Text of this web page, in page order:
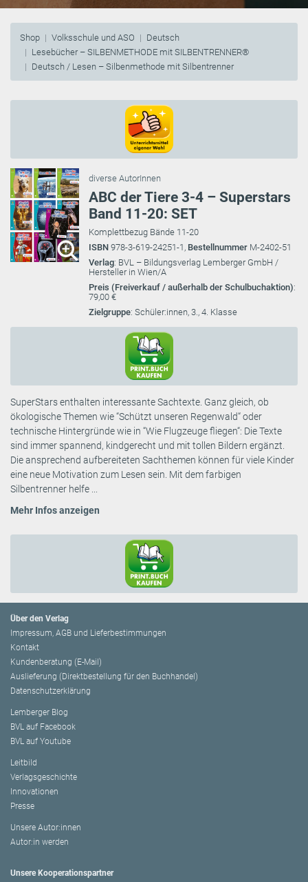
Shop Volksschule und ASO
Deutsch
Lesebücher – SILBENMETHODE mit SILBENTRENNER®
Deutsch / Lesen – Silbenmethode mit Silbentrenner
diverse AutorInnen
ABC der Tiere 3-4 – Superstars
Band 11-20: SET
Komplettbezug Bände 11-20
ISBN 978-3-619-24251-1, Bestellnummer M-2402-51
Verlag: BVL – Bildungsverlag Lemberger GmbH /
Hersteller in Wien/A
Preis (Freiverkauf / außerhalb der Schulbuchaktion):
79,00 €
Zielgruppe: Schüler:innen, 3., 4. Klasse
SuperStars enthalten interessante Sachtexte. Ganz gleich, ob
ökologische Themen wie “Schützt unseren Regenwald“ oder
technische Hintergründe wie in “Wie Flugzeuge fliegen“: Die Texte
sind immer spannend, kindgerecht und mit tollen Bildern ergänzt.
Die ansprechend aufbereiteten Sachthemen können für viele Kinder
eine neue Motivation zum Lesen sein. Mit dem farbigen
Silbentrenner helfe ...
Mehr Infos anzeigen
Über den Verlag
Impressum, AGB und Lieferbestimmungen
Kontakt
Kundenberatung (E-Mail)
Auslieferung (Direktbestellung für den Buchhandel)
Datenschutzerklärung
Lemberger Blog
BVL auf Facebook
BVL auf Youtube
Leitbild
Verlagsgeschichte
Innovationen
Presse
Unsere Autor:innen
Autor:in werden
Unsere Kooperationspartner